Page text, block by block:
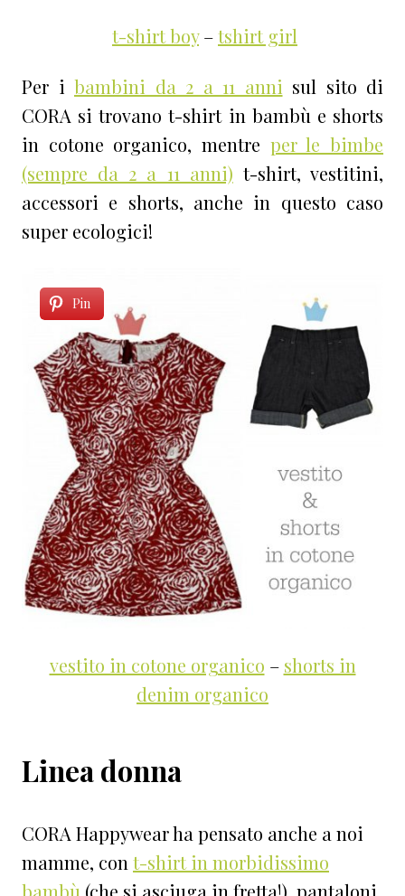
t-shirt boy–tshirt girl
Per i bambini da 2 a 11 anni sul sito di
CORA si trovano t-shirt in bambù e shorts
in cotone organico, mentre per le bimbe
(sempre da 2 a 11 anni) t-shirt, vestitini,
accessori e shorts, anche in questo caso
super ecologici!
Pin
vestito in cotone organico – shorts in
denim organico
Linea donna
CORA Happywear ha pensato anche a noi
mamme, cont-shirt in morbidissimo